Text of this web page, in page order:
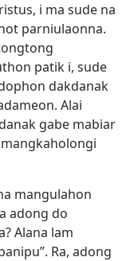
i ma sude na
parniulaonna.
patik i, sude
dakdanak
Alai
gabe mabiar
mangulahon
adong do
Alana lam
Ra, adong